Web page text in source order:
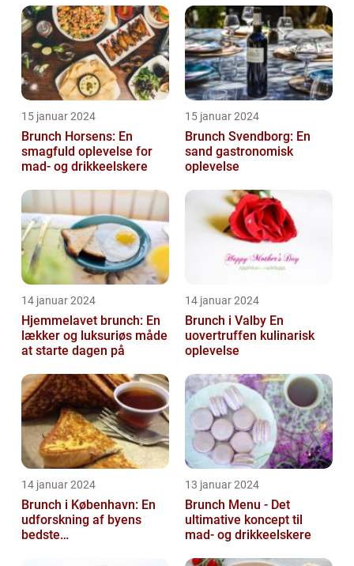
15 januar 2024
Brunch Horsens: En
smagfuld oplevelse for
mad- og drikkeelskere
15 januar 2024
Brunch Svendborg: En
sand gastronomisk
oplevelse
14 januar 2024
Hjemmelavet brunch: En
lækker og luksuriøs måde
at starte dagen på
14 januar 2024
Brunch i Valby En
uovertruffen kulinarisk
oplevelse
14 januar 2024
Brunch i København: En
udforskning af byens
bedste
13 januar 2024
Brunch Menu - Det
ultimative koncept til
mad- og drikkeelskere